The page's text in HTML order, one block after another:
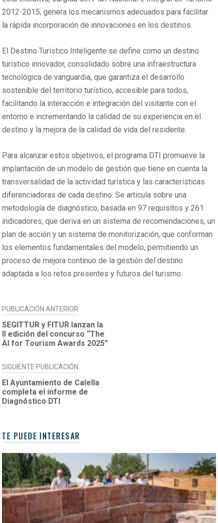
2012-2015, genera los mecanismos adecuados para facilitar
la rápida incorporación de innovaciones en los destinos.
El Destino Turístico Inteligente se define como un destino
turístico innovador, consolidado sobre una infraestructura
tecnológica de vanguardia, que garantiza el desarrollo
sostenible del territorio turístico, accesible para todos,
facilitando la interacción e integración del visitante con el
entorno e incrementando la calidad de su experiencia en el
destino y la mejora de la calidad de vida del residente.
Para alcanzar estos objetivos, el programa DTI promueve la
implantación de un modelo de gestión que tiene en cuenta la
transversalidad de la actividad turística y las características
diferenciadoras de cada destino. Se articula sobre una
metodología de diagnóstico, basada en 97 requisitos y 261
indicadores, que deriva en un sistema de recomendaciones, un
plan de acción y un sistema de monitorización, que conforman
los elementos fundamentales del modelo, permitiendo un
proceso de mejora continuo de la gestión del destino
adaptada a los retos presentes y futuros del turismo.
NAVEGACIÓN
DE
ENTRADAS
PUBLICACIÓN ANTERIOR
SEGITTUR y FITUR lanzan la
II edición del concurso “The
AI for Tourism Awards 2025”
SIGUIENTE PUBLICACIÓN
El Ayuntamiento de Calella
completa el informe de
Diagnóstico DTI
TE PUEDE INTERESAR